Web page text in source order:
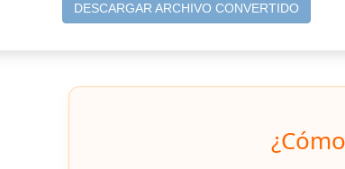
DESCARGAR ARCHIVO CONVERTIDO